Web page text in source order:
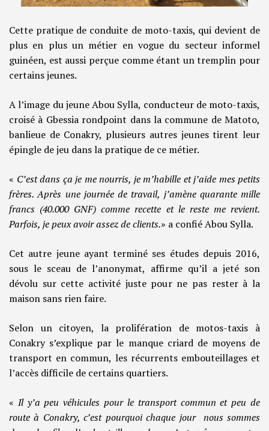
Cette pratique de conduite de moto-taxis, qui devient de
plus en plus un métier en vogue du secteur informel
guinéen, est aussi perçue comme étant un tremplin pour
certains jeunes.
A l’image du jeune Abou Sylla, conducteur de moto-taxis,
croisé à Gbessia rondpoint dans la commune de Matoto,
banlieue de Conakry, plusieurs autres jeunes tirent leur
épingle de jeu dans la pratique de ce métier.
« C’est dans ça je me nourris, je m’habille et j’aide mes petits
frères. Après une journée de travail, j’amène quarante mille
francs (40.000 GNF) comme recette et le reste me revient.
Parfois, je peux avoir assez de clients.» a confié Abou Sylla.
Cet autre jeune ayant terminé ses études depuis 2016,
sous le sceau de l’anonymat, affirme qu’il a jeté son
dévolu sur cette activité juste pour ne pas rester à la
maison sans rien faire.
Selon un citoyen, la prolifération de motos-taxis à
Conakry s’explique par le manque criard de moyens de
transport en commun, les récurrents embouteillages et
l’accès difficile de certains quartiers.
« Il y’a peu véhicules pour le transport commun et peu de
route à Conakry, c’est pourquoi chaque jour nous sommes